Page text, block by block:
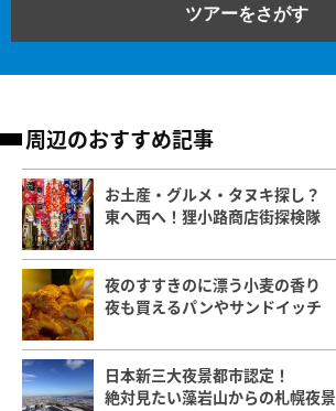
ツアーをさがす
周辺のおすすめ記事
お土産・グルメ・タヌキ探し？
東へ西へ！狸小路商店街探検隊
夜のすすきのに漂う小麦の香り
夜も買えるパンやサンドイッチ
日本新三大夜景都市認定！
絶対見たい藻岩山からの札幌夜景